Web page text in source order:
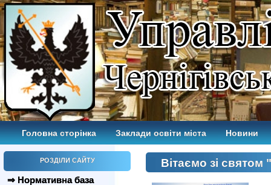
Головна сторінка Заклади освіти міста Новини
РОЗДІЛИ САЙТУ
⇒ Нормативна база
Вітаємо зі